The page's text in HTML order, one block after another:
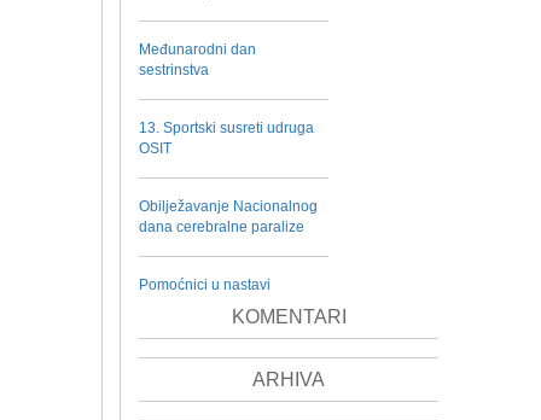
Međunarodni dan
sestrinstva
13. Sportski susreti udruga
OSIT
Obilježavanje Nacionalnog
dana cerebralne paralize
Pomoćnici u nastavi
KOMENTARI
ARHIVA